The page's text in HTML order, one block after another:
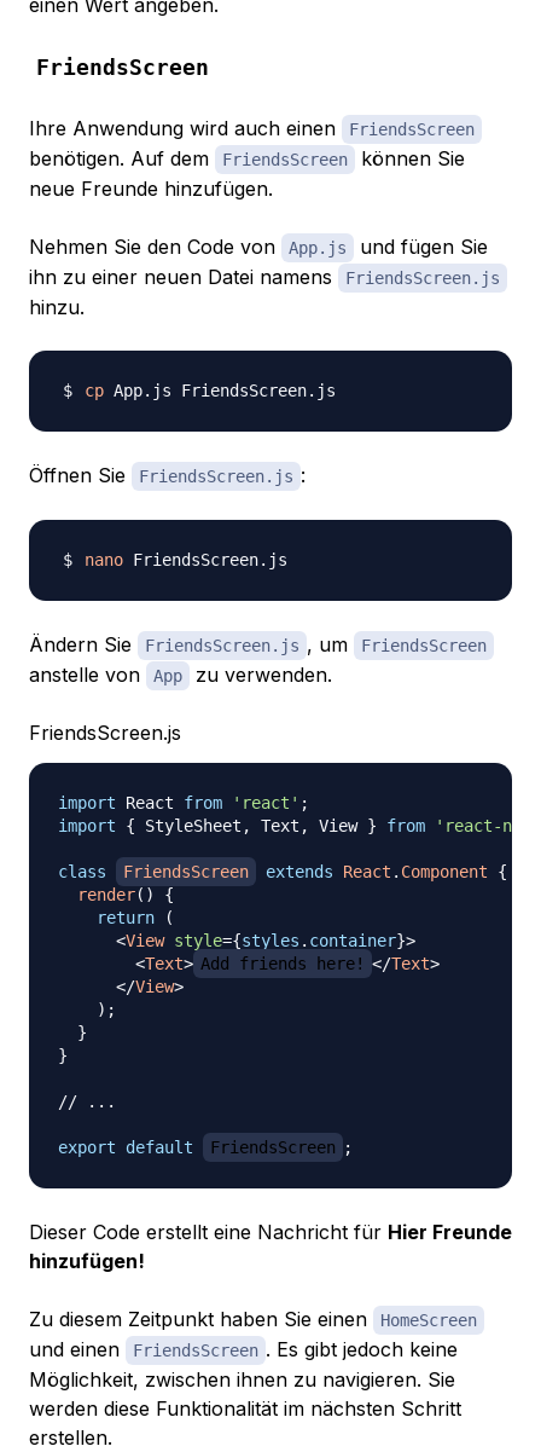
einen Wert angeben.
FriendsScreen
Ihre Anwendung wird auch einen FriendsScreen
benötigen. Auf dem FriendsScreen
können Sie
neue Freunde hinzufügen.
Nehmen Sie den Code von App.js
und fügen Sie
ihn zu einer neuen Datei namens
FriendsScreen.js
hinzu.
cp
Öffnen Sie FriendsScreen.js :
nano
Ändern Sie FriendsScreen.js , um FriendsScreen
anstelle von App zu verwenden.
FriendsScreen.js
import React from 'react' ;
import
{ StyleSheet , Text , View } from 'react-
class FriendsScreen extends React . Component
{
render( )
{
return
(
<View style={styles . container}>
<Text> Add friends here! </Text>
</View>
) ;
}
}
// ...
export default FriendsScreen ;
Dieser Code erstellt eine Nachricht für Hier Freunde
hinzufügen!
Zu diesem Zeitpunkt haben Sie einen HomeScreen
und einen FriendsScreen . Es gibt jedoch keine
Möglichkeit, zwischen ihnen zu navigieren. Sie
werden diese Funktionalität im nächsten Schritt
erstellen.